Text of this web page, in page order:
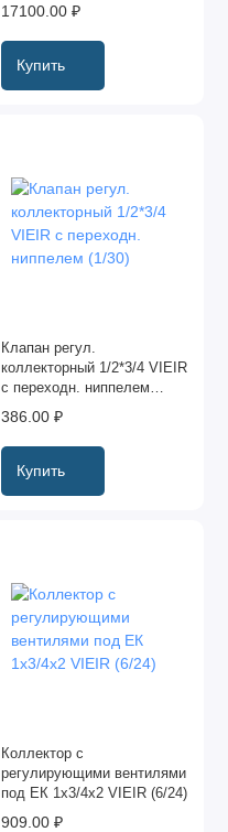
17100.00 ₽
Купить
Клапан регул.
коллекторный 1/2*3/4 VIEIR
с переходн. ниппелем
(1/30)
386.00 ₽
Купить
Коллектор c
регулирующими вентилями
под ЕК 1x3/4х2 VIEIR (6/24)
909.00 ₽